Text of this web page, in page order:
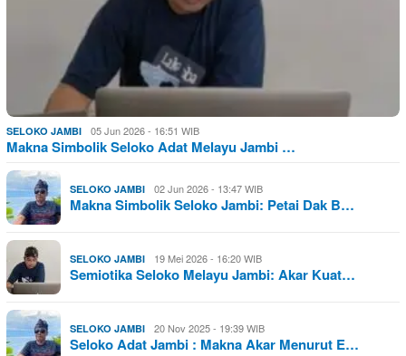
SELOKO JAMBI 05 Jun 2026 - 16:51 WIB
Makna Simbolik Seloko Adat Melayu Jambi …
SELOKO JAMBI 02 Jun 2026 - 13:47 WIB
Makna Simbolik Seloko Jambi: Petai Dak B…
SELOKO JAMBI 19 Mei 2026 - 16:20 WIB
Semiotika Seloko Melayu Jambi: Akar Kuat…
SELOKO JAMBI 20 Nov 2025 - 19:39 WIB
Seloko Adat Jambi : Makna Akar Menurut E…